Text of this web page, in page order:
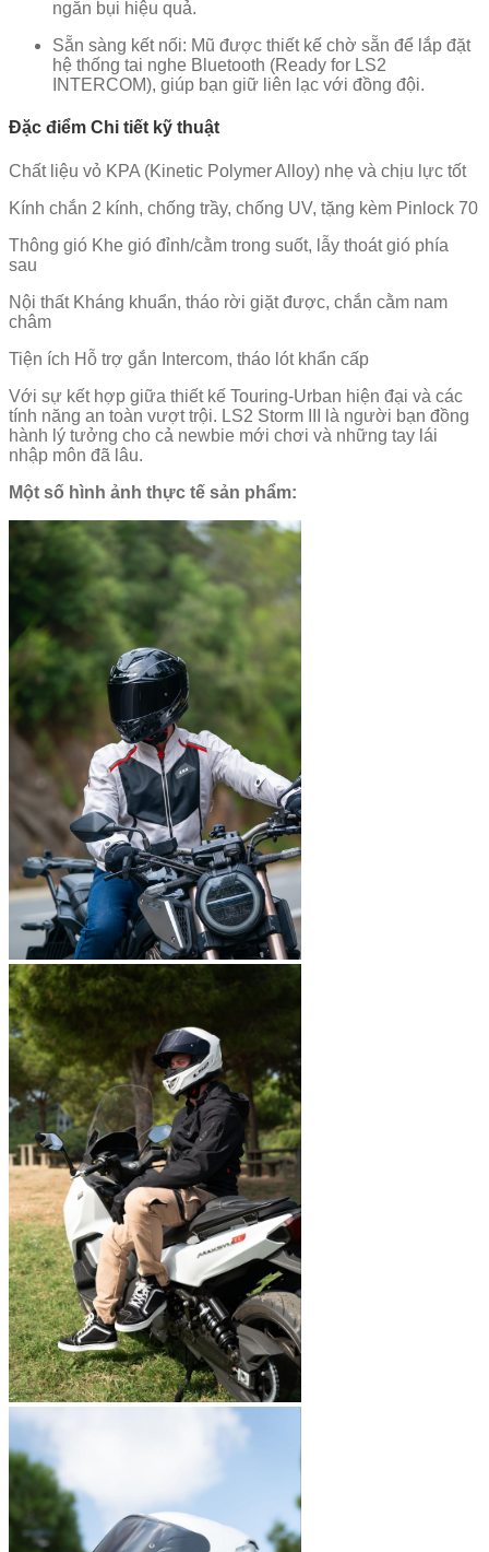
ngăn bụi hiệu quả.
Sẵn sàng kết nối: Mũ được thiết kế chờ sẵn để lắp đặt
hệ thống tai nghe Bluetooth (Ready for LS2
INTERCOM), giúp bạn giữ liên lạc với đồng đội.
Đặc điểm Chi tiết kỹ thuật
Chất liệu vỏ KPA (Kinetic Polymer Alloy) nhẹ và chịu lực tốt
Kính chắn 2 kính, chống trầy, chống UV, tặng kèm Pinlock 70
Thông gió Khe gió đỉnh/cằm trong suốt, lẫy thoát gió phía
sau
Nội thất Kháng khuẩn, tháo rời giặt được, chắn cằm nam
châm
Tiện ích Hỗ trợ gắn Intercom, tháo lót khẩn cấp
Với sự kết hợp giữa thiết kế Touring-Urban hiện đại và các
tính năng an toàn vượt trội. LS2 Storm III là người bạn đồng
hành lý tưởng cho cả newbie mới chơi và những tay lái
nhập môn đã lâu.
Một số hình ảnh thực tế sản phẩm: